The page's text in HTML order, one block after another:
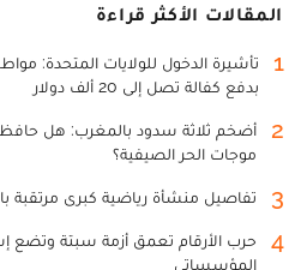
المقالات الأكثر قراءة
1
بدفع كفالة تصل إلى 20 ألف دولار
2
أضخم ثلاثة سدود بالمغرب: هل
موجات الحر الصيفية؟
3 تفاصيل منشأة رياضية كبرى مرتقبة
4
حرب الأرقام تعمق أزمة سبتة وتضع
المؤسساتي